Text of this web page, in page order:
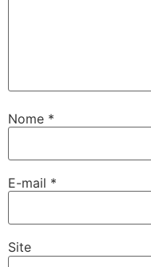
Nome *
E-mail *
Site